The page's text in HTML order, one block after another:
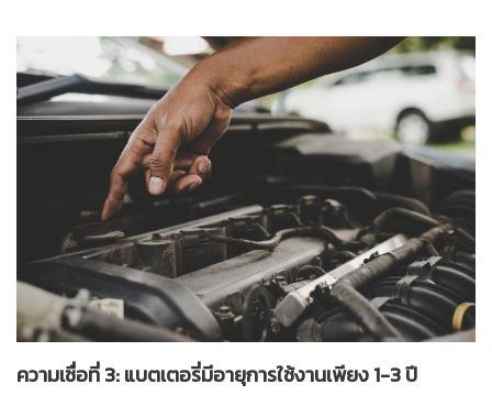
ความเชื่อที่ 3: แบตเตอรี่มีอายุการใช้งานเพียง 1-3 ปี